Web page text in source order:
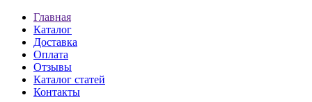
Главная
Каталог
Доставка
Оплата
Отзывы
Каталог статей
Контакты